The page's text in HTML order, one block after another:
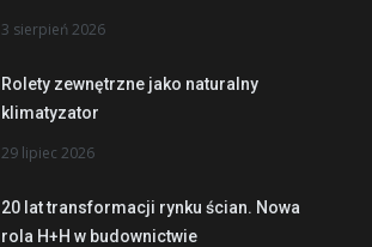
3 sierpień 2026
Rolety zewnętrzne jako naturalny
klimatyzator
29 lipiec 2026
20 lat transformacji rynku ścian. Nowa
rola H+H w budownictwie